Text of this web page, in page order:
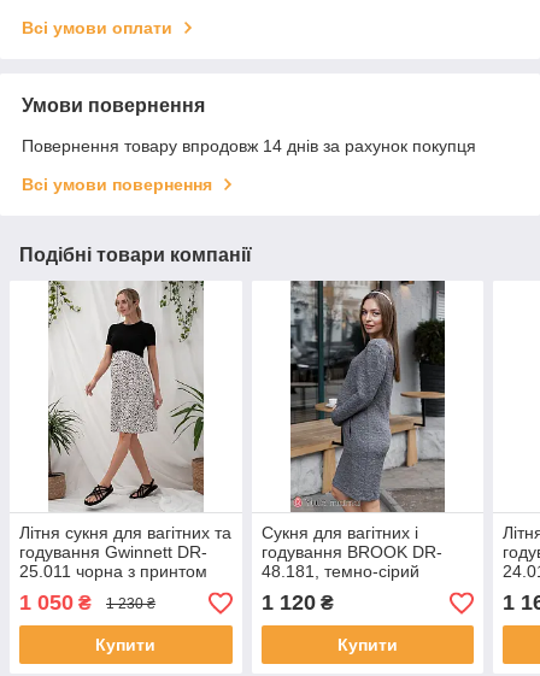
Всі умови оплати
Умови повернення
Повернення товару впродовж 14 днів за рахунок покупця
Всі умови повернення
Подібні товари компанії
Літня сукня для вагітних та
годування Gwinnett DR-
25.011 чорна з принтом
1 050 ₴ 1 230 ₴
Купити
Сукня для вагітних і
годування BROOK DR-
48.181, темно-сірий
меланж, розмір 44
1 120₴
Купити
1